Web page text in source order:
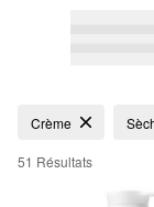
Crèmes pour le
Crème
51 Résultats